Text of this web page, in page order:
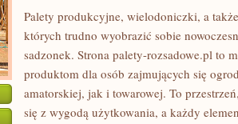
Palety produkcyjne, wielodoniczki, a
których trudno wyobrazić sobie
sadzonek. Strona palety-rozsadowe.pl to
produktom dla osób zajmujących się
amatorskiej, jak i towarowej. To
się z wygodą użytkowania, a każdy